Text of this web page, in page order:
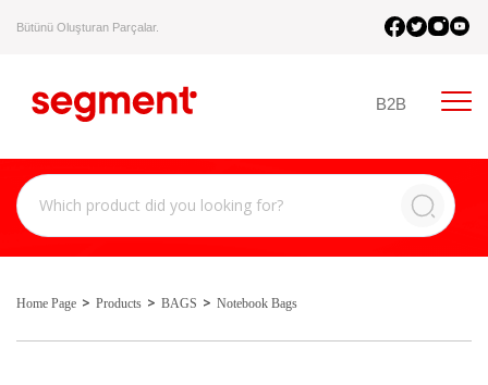
Bütünü Oluşturan Parçalar.
B2B
Home Page Products BAGS Notebook Bags